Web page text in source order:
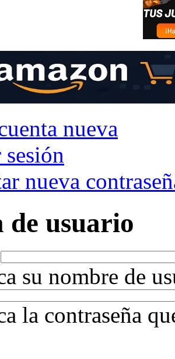
nueva
nueva
de usuario
su nombre de
la contraseña